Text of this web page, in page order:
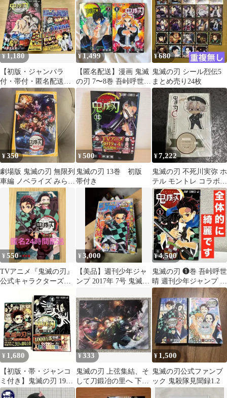
¥1,180
【初版・ジャンパラ
付・帯付・匿名配送】
鬼滅の刃 11 初版 帯付
¥1,499
【匿名配送】漫画 鬼滅
の刃 7〜8巻 吾峠呼世晴
初版 2冊セット
¥680
鬼滅の刃 シール烈伝5
まとめ売り24枚
¥350
劇場版 鬼滅の刃 無限列
車編 ノベライズ みらい
文庫版
¥500
鬼滅の刃 13巻 初版
帯付き
¥7,222
鬼滅の刃 不死川実弥 ホ
テル モントレ コラボ
アクリルスタンド フィ
ギュア
¥550
TVアニメ『鬼滅の刃』
公式キャラクターズブ
¥3,000
【美品】週刊少年ジャ
ンプ 2017年 7号 鬼滅の
¥4,500
鬼滅の刃 ❶巻 吾峠呼世
晴 週刊少年ジャンプ ジ
ャンプコミックス
¥ 1,680
【初版・帯・ジャンコ
ミ付き】鬼滅の刃 19巻
吾峠呼世晴
¥333
鬼滅の刃 上弦集結、そ
して刀鍛冶の里へ 下敷
き
¥ 1,500
鬼滅の刃公式ファンブ
ック 鬼殺隊見聞録1.2